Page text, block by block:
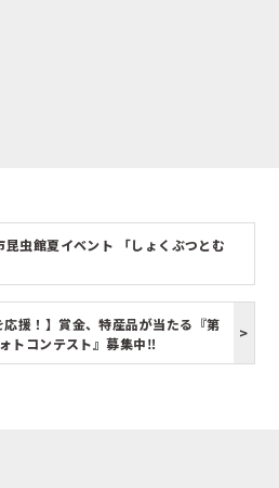
虫館夏イベント 「しょくぶつとむ
応援！】賞金、特産品が当たる『第
トコンテスト』募集中‼